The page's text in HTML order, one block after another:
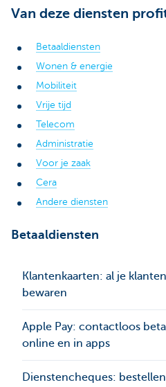
Van deze diensten
Betaaldiensten
Wonen & energie
Mobiliteit
Vrije tijd
Telecom
Administratie
Voor je zaak
Cera
Andere diensten
Betaaldiensten
Klantenkaarten: al je
bewaren
Apple Pay: contactloos
online en in apps
Dienstencheques: